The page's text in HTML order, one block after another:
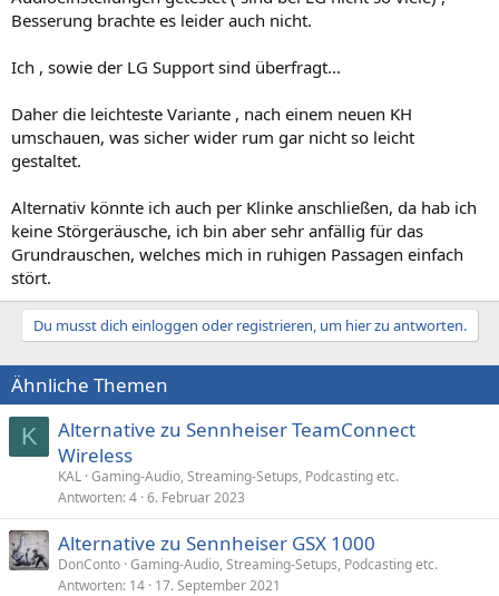
Besserung brachte es leider auch nicht.
Ich , sowie der LG Support sind überfragt...
Daher die leichteste Variante , nach einem neuen KH
umschauen, was sicher wider rum gar nicht so leicht
gestaltet.
Alternativ könnte ich auch per Klinke anschließen, da hab ich
keine Störgeräusche, ich bin aber sehr anfällig für das
Grundrauschen, welches mich in ruhigen Passagen einfach
stört.
Du musst dich einloggen oder registrieren, um hier zu antworten.
Ähnliche Themen
K
Alternative zu Sennheiser TeamConnect
Wireless
KAL Gaming-Audio, Streaming-Setups, Podcasting etc.
Antworten 4 6. Februar 2023
Alternative zu Sennheiser GSX 1000
DonConto Gaming-Audio, Streaming-Setups, Podcasting etc.
Antworten 14 17. September 2021